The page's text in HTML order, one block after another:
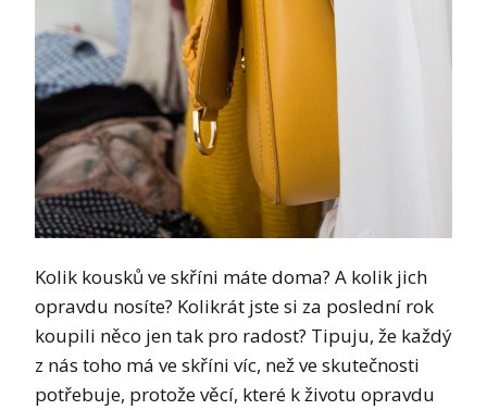
Kolik kousků ve skříni máte doma? A kolik jich
opravdu nosíte? Kolikrát jste si za poslední rok
koupili něco jen tak pro radost? Tipuju, že každý
z nás toho má ve skříni víc, než ve skutečnosti
potřebuje, protože věcí, které k životu opravdu